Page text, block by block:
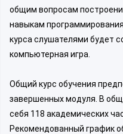
общим вопросам
навыкам
курса слушателями будет
компьютерная игра.
Общий курс обучения
завершенных модуля. В
себя 118 академических
Рекомендованный график